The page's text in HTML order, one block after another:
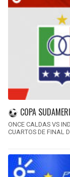
COPA
ONCE CALDAS VS
CUARTOS DE FINAL